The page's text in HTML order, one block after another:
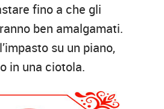
fino a che gli
ben amalgamati.
su un piano,
in una ciotola.